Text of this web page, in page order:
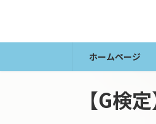
ホームページ
【G検